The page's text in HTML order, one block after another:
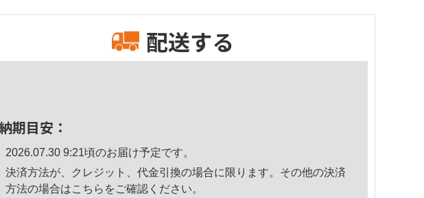
配送する
期目安：
2026.07.30 9:21頃のお届け予定です。
決済方法が、クレジット、代金引換の場合に限ります。その他の決済
方法の場合はこちら をご確認ください。